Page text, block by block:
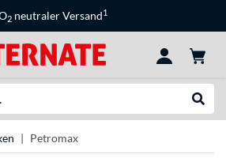
2 neutraler Versand1
Petromax